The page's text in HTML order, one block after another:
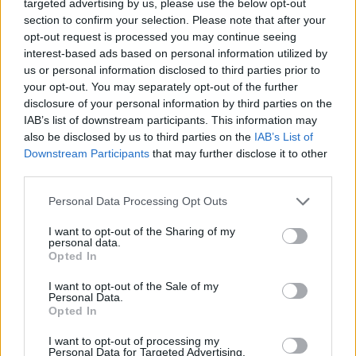
targeted advertising by us, please use the below opt-out
section to confirm your selection. Please note that after your
opt-out request is processed you may continue seeing
interest-based ads based on personal information utilized by
us or personal information disclosed to third parties prior to
your opt-out. You may separately opt-out of the further
disclosure of your personal information by third parties on the
IAB’s list of downstream participants. This information may
also be disclosed by us to third parties on the IAB’s List of
Downstream Participants that may further disclose it to other
Please note that this website/app uses one or more Google
not limited to your visit or usage behaviour. You may click to
grant or deny consent to Google and its third-party tags to
use your data for below specified purposes in below Google
consent section.
Personal Data Processing Opt Outs
I want to opt-out of the Sharing of my
personal data.
Opted In
I want to opt-out of the Sale of my
Personal Data.
Opted In
I want to opt-out of processing my
Personal Data for Targeted Advertising.
Szüreti Veszedelema '80-as évek végén alakult
underground banda reinkarnációja, amely trióként
újragondolva, prog-punk-rockosan játssza a régi
számait, a már elhunyt tagjaik előtt is tisztelegve. A
zenekarnak két tagja is kötődik a magyar
filmiparhoz: dobosuk,
éve kezdte berendező-asszisztensként, de volt swing
(szállító) és buyer (beszerző) is, később pedig önálló
berendezőként (
bemutatkozott. Az utóbbi években leginkább
propmasterként (kellékmesterként) tevékenykedik.